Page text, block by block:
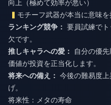
向上（極めて効率が悪い）
モチーフ武器が本当に意味
ランキング競争： 要員試練で
欠です。
推しキャラへの愛：
自分の優
価値が投資を正当化します。
将来への備え： 今後の難易度
げ。
将来性：メタの寿命